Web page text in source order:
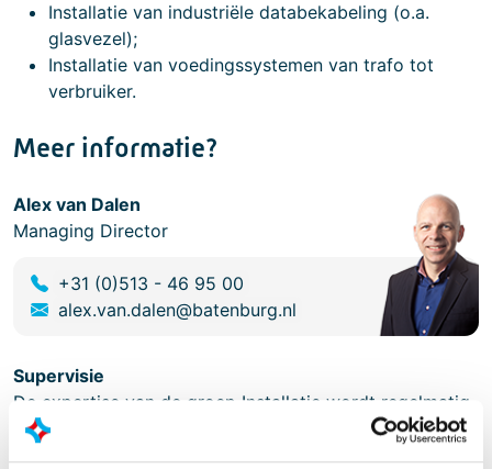
Installatie van industriële databekabeling (o.a.
glasvezel);
Installatie van voedingssystemen van trafo tot
verbruiker.
Meer informatie?
Alex van Dalen
Managing Director
+31 (0)513 - 46 95 00
alex.van.dalen@batenburg.nl
Supervisie
De expertise van de groep Installatie wordt regelmatig
ingezet bij projecten in binnen- en buitenland, waarbij